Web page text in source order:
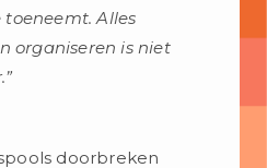
Alles
organiseren is niet
doorbreken